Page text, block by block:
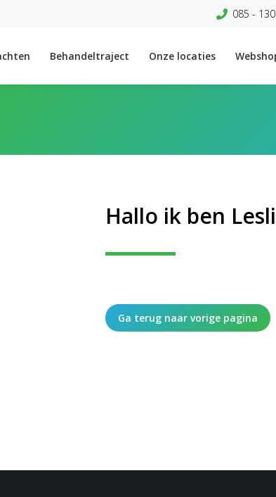
085 -
Behandeltraject Onze locaties
Hallo ik ben
Ga terug naar vorige pagina